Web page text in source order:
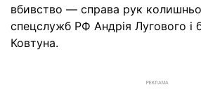
вбивство — справа рук
спецслужб РФ Андрія Лугового і
Ковтуна.
РЕКЛАМА